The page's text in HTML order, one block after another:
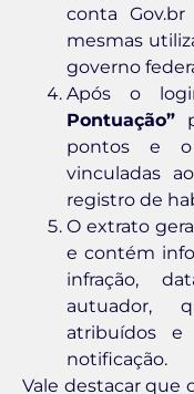
conta
mesmas
governo
Após o
Pontuação”
pontos e o
vinculadas
registro de
O extrato
e contém
infração,
autuador,
atribuídos
notificação.
Vale destacar que